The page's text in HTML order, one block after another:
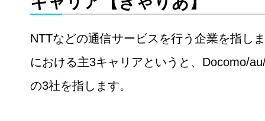
NTTなどの通信サービスを行う企業を指し
における主3キャリアというと、Docomo/
の3社を指します。